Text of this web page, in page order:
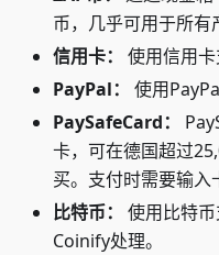
币，几乎可用于所有
信用卡：
使用信用卡
PayPal：
使用
PaySafeCard：
卡，可在德国超过
买。支付时需要输入
比特币：
使用比特
Coinify处理。